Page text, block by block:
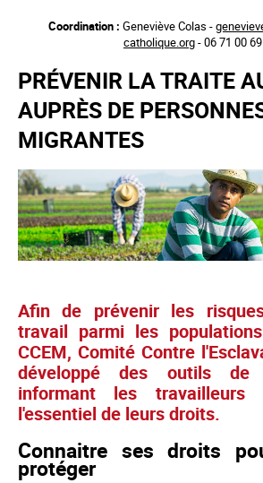
principal
Coordination : Geneviève Colas -
catholique.org- 06 71 00
PRÉVENIR LA TRAITE
AUPRÈS DE
MIGRANTES
Afin de prévenir les
travail parmi les
CCEM, Comité Contre
développé des outils de
informant les travailleurs
l'essentiel de leurs droits.
Connaitre ses droits
protéger